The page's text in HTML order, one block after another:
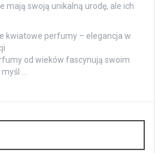
mają swoją unikalną urodę, ale ich
kwiatowe perfumy – elegancja w
od wieków fascynują swoim
…